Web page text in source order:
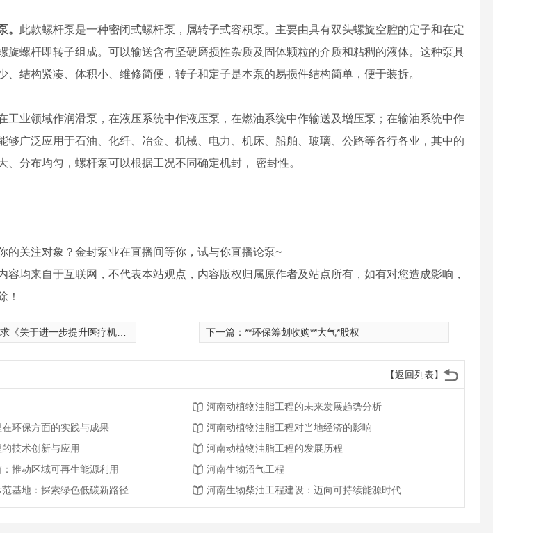
。 此款螺杆泵是一种密闭式螺杆泵，属转子式容积泵。主要由具有双头螺旋空腔的定子和在定
旋螺杆即转子组成。可以输送含有坚硬磨损性杂质及固体颗粒的介质和粘稠的液体。这种泵具
、结构紧凑、体积小、维修简便，转子和定子是本泵的易损件结构简单，便于装拆。
工业领域作润滑泵，在液压系统中作液压泵，在燃油系统中作输送及增压泵；在输油系统中作
够广泛应用于石油、化纤、冶金、机械、电力、机床、船舶、玻璃、公路等各行各业，其中的
、分布均匀，螺杆泵可以根据工况不同确定机封， 密封性。
关注对象？金封泵业在直播间等你，试与你直播论泵~
容均来自于互联网，不代表本站观点，内容版权归属原作者及站点所有，如有对您造成影响，
！
升医疗机构污水治理能力的实施意见》意见的通知 下一篇： **环保筹划收购**大气*股权
【返回列表】
河南动植物油脂工程的未来发展趋势分析
环保方面的实践与成果
河南动植物油脂工程对当地经济的影响
技术创新与应用
河南动植物油脂工程的发展历程
推动区域可再生能源利用
河南生物沼气工程
基地：探索绿色低碳新路径
河南生物柴油工程建设：迈向可持续能源时代